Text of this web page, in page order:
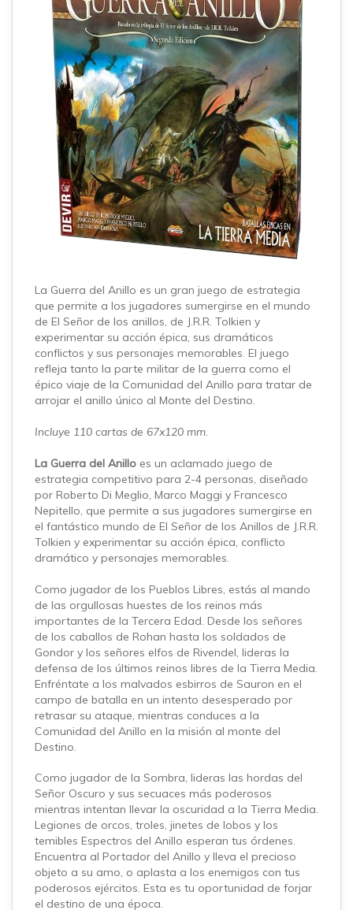
La Guerra del Anillo es un gran juego de estrategia
que permite a los jugadores sumergirse en el mundo
de El Señor de los anillos, de J.R.R. Tolkien y
experimentar su acción épica, sus dramáticos
conflictos y sus personajes memorables. El juego
refleja tanto la parte militar de la guerra como el
épico viaje de la Comunidad del Anillo para tratar de
arrojar el anillo único al Monte del Destino.
Incluye 110 cartas de 67x120 mm.
La Guerra del Anillo es un aclamado juego de
estrategia competitivo para 2-4 personas, diseñado
por Roberto Di Meglio, Marco Maggi y Francesco
Nepitello, que permite a sus jugadores sumergirse en
el fantástico mundo de El Señor de los Anillos de J.R.R.
Tolkien y experimentar su acción épica, conflicto
dramático y personajes memorables.
Como jugador de los Pueblos Libres, estás al mando
de las orgullosas huestes de los reinos más
importantes de la Tercera Edad. Desde los señores
de los caballos de Rohan hasta los soldados de
Gondor y los señores elfos de Rivendel, lideras la
defensa de los últimos reinos libres de la Tierra Media.
Enfréntate a los malvados esbirros de Sauron en el
campo de batalla en un intento desesperado por
retrasar su ataque, mientras conduces a la
Comunidad del Anillo en la misión al monte del
Destino.
Como jugador de la Sombra, lideras las hordas del
Señor Oscuro y sus secuaces más poderosos
mientras intentan llevar la oscuridad a la Tierra Media.
Legiones de orcos, troles, jinetes de lobos y los
temibles Espectros del Anillo esperan tus órdenes.
Encuentra al Portador del Anillo y lleva el precioso
objeto a su amo, o aplasta a los enemigos con tus
poderosos ejércitos. Esta es tu oportunidad de forjar
el destino de una época.